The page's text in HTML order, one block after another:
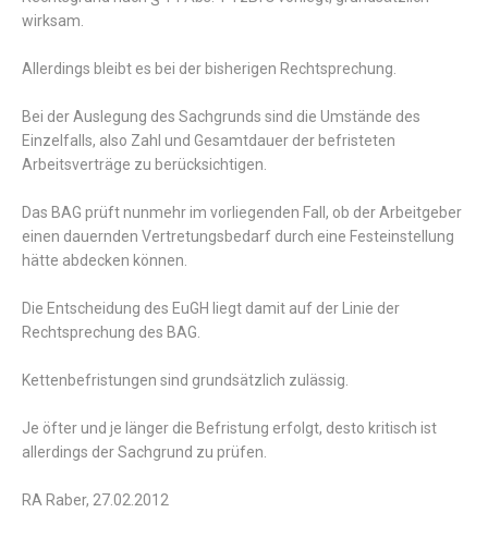
wirksam.
Allerdings bleibt es bei der bisherigen Rechtsprechung.
Bei der Auslegung des Sachgrunds sind die Umstände des
Einzelfalls, also Zahl und Gesamtdauer der befristeten
Arbeitsverträge zu berücksichtigen.
Das BAG prüft nunmehr im vorliegenden Fall, ob der Arbeitgeber
einen dauernden Vertretungsbedarf durch eine Festeinstellung
hätte abdecken können.
Die Entscheidung des EuGH liegt damit auf der Linie der
Rechtsprechung des BAG.
Kettenbefristungen sind grundsätzlich zulässig.
Je öfter und je länger die Befristung erfolgt, desto kritisch ist
allerdings der Sachgrund zu prüfen.
RA Raber, 27.02.2012